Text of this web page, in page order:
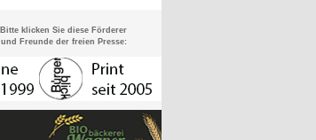
Bitte klicken Sie diese Förderer
und Freunde der freien Presse: